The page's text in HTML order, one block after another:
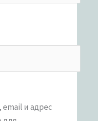
и адрес